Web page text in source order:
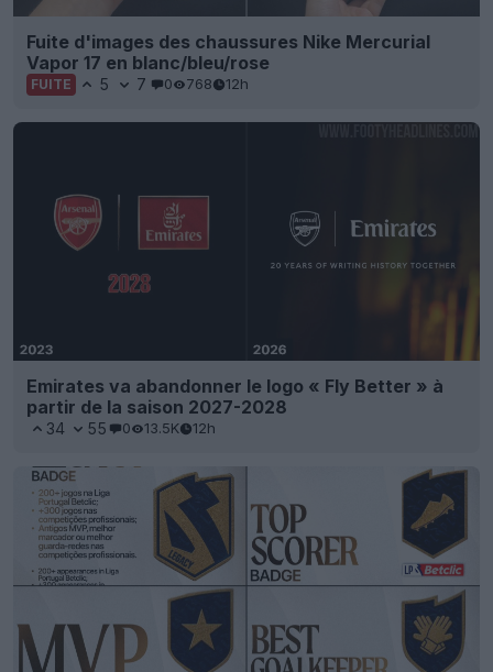
Fuite d'images des chaussures Nike Mercurial
Vapor 17 en blanc/bleu/rose
FUITE 5 7 0 768 12h
Emirates va abandonner le logo « Fly Better » à
partir de la saison 2027-2028
34 55 0 13.5K 12h